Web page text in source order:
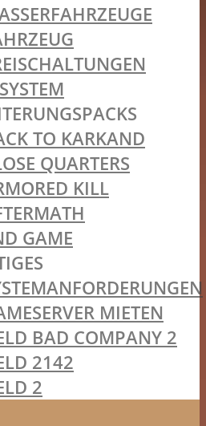
TO KARKAND
QUARTERS
KILL
GAME
MIETEN
BAD COMPANY 2
2142
2